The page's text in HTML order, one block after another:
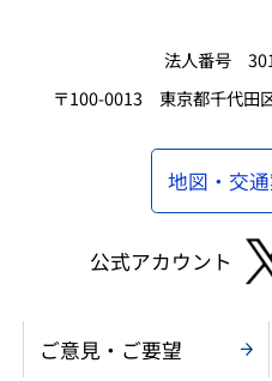
法人番号
〒100-0013 東京都千代田
地図・交
公式アカウント
ご意見・ご要望